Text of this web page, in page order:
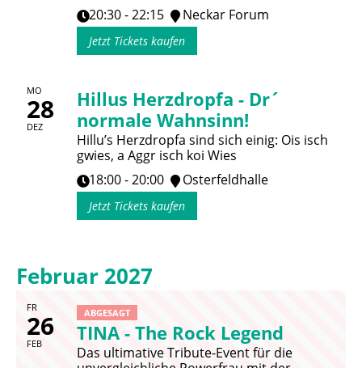
20:30 - 22:15
Neckar Forum
Jetzt Tickets kaufen
MO
28
DEZ
Hillus Herzdropfa - Dr´
normale Wahnsinn!
Hillu’s Herzdropfa sind sich einig: Ois isch
gwies, a Aggr isch koi Wies
18:00 - 20:00
Osterfeldhalle
Jetzt Tickets kaufen
Februar 2027
FR
26
FEB
ABGESAGT
TINA - The Rock Legend
Das ultimative Tribute-Event für die